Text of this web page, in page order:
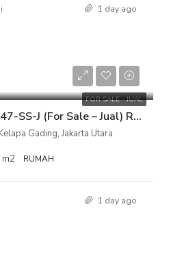
1 day ago
FOR SALE - JUAL
P3KPG-00002047-SS-J (For Sale – Jual) Rumah Gading Elok Timur, Kelapa Gading, Jakarta Utara
Gading, Jakarta Utara
m2 RUMAH
1 day ago